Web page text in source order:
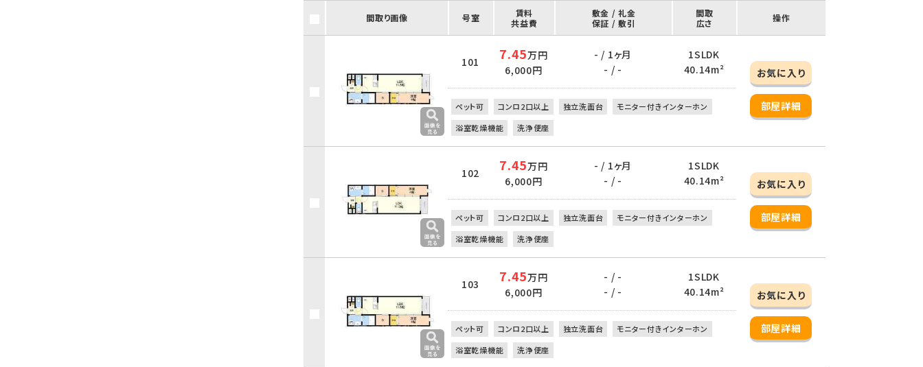
間取り画像 号室
賃料
共益費
敷金 / 礼金
保証 / 敷引
間取
広さ
操作
101 7.45万円
6,000円
- / 1ヶ月
- / -
1SLDK
40.14m²
お気に入り
部屋詳細
ペット可 コンロ2口以上 独立洗面台
モニター付きインターホン
浴室乾燥機能
洗浄便座
102 7.45万円
6,000円
- / 1ヶ月
- / -
1SLDK
40.14m²
お気に入り
部屋詳細
ペット可 コンロ2口以上 独立洗面台
モニター付きインターホン
浴室乾燥機能
洗浄便座
103 7.45万円
6,000円
- / -
- / -
1SLDK
40.14m²
お気に入り
部屋詳細
ペット可 コンロ2口以上 独立洗面台
モニター付きインターホン
浴室乾燥機能
洗浄便座